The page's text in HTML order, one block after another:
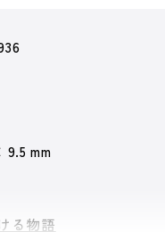
mm
る物語